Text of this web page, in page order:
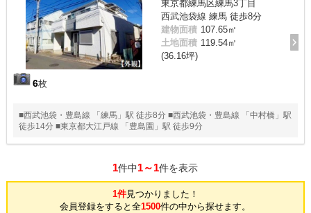
6枚
東京都練馬区練馬3丁目
西武池袋線 練馬 徒歩8分
建物面積 107.65㎡
土地面積 119.54㎡
(36.16坪)
■西武池袋・豊島線 「練馬」駅 徒歩8分 ■西武池袋・豊島線 「中村橋」駅
徒歩14分 ■東京都大江戸線 「豊島園」駅 徒歩9分
1件中1～1件を表示
1件見つかりました！
会員登録をすると全1500件の中から探せます。